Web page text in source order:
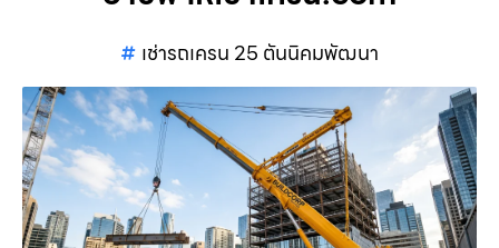
เช่ารถเครน 25 ตันนิคมพัฒนา